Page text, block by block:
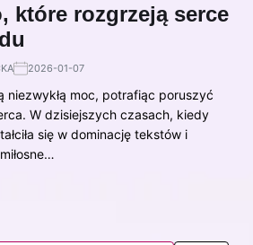
które rozgrzeją serce
2026-01-07
niezwykłą moc, potrafiąc poruszyć
W dzisiejszych czasach, kiedy
się w dominację tekstów i